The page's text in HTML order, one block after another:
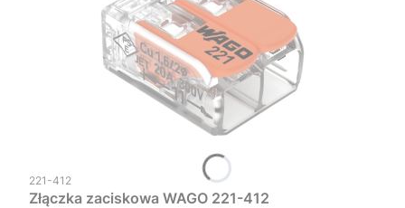
Kod produktu
221-412
Złączka zaciskowa WAGO 221-412